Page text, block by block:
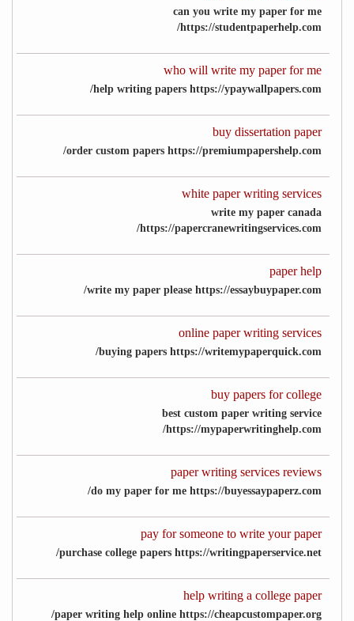
can you write my paper for me
https://studentpaperhelp.com/
who will write my paper for me
help writing papers https://ypaywallpapers.com/
buy dissertation paper
order custom papers https://premiumpapershelp.com/
white paper writing services
write my paper canada
https://papercranewritingservices.com/
paper help
write my paper please https://essaybuypaper.com/
online paper writing services
buying papers https://writemypaperquick.com/
buy papers for college
best custom paper writing service
https://mypaperwritinghelp.com/
paper writing services reviews
do my paper for me https://buyessaypaperz.com/
pay for someone to write your paper
purchase college papers https://writingpaperservice.net/
help writing a college paper
paper writing help online https://cheapcustompaper.org/